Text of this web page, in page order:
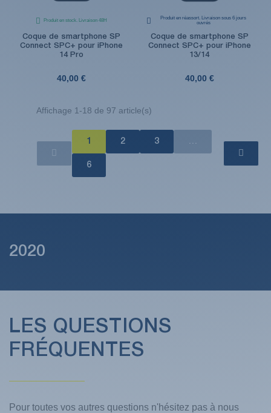
Produit en stock. Livraison 48H
Coque de smartphone SP
Connect SPC+ pour iPhone
14 Pro
40,00 €
Produit en réassort. Livraison sous 6 jours
ouvrés
Coque de smartphone SP
Connect SPC+ pour iPhone
13/14
40,00 €
Affichage 1-18 de 97 article(s)
1 2 3
6
2020
LES QUESTIONS
FRÉQUENTES
Pour toutes vos autres questions n'hésitez pas à nous